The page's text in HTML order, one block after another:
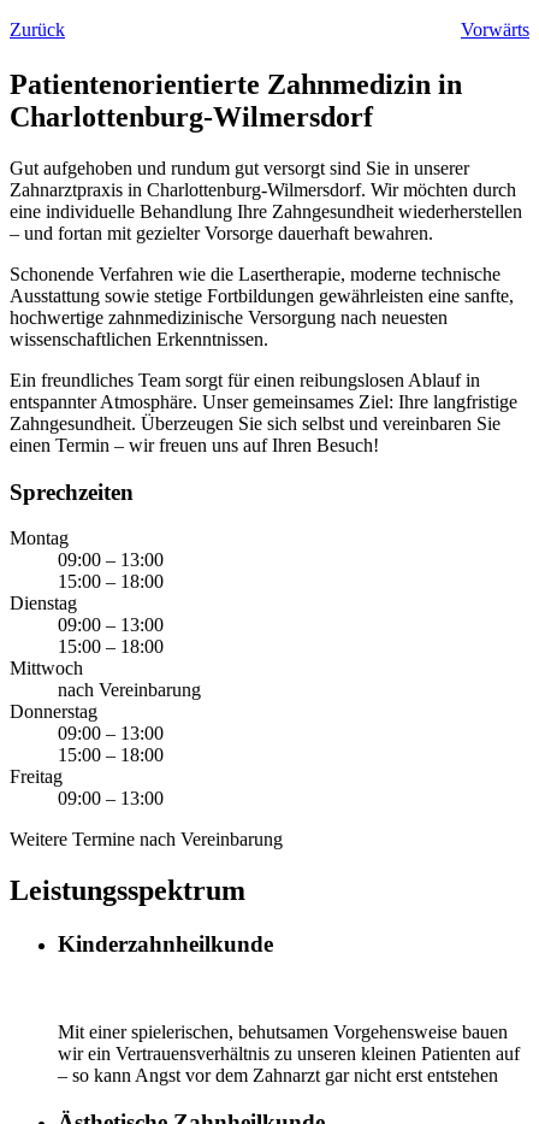
Zurück Vorwärts
Patientenorientierte Zahnmedizin in
Charlottenburg-Wilmersdorf
Gut aufgehoben und rundum gut versorgt sind Sie in unserer
Zahnarztpraxis in Charlottenburg-Wilmersdorf. Wir möchten durch
eine individuelle Behandlung Ihre Zahngesundheit wiederherstellen
– und fortan mit gezielter Vorsorge dauerhaft bewahren.
Schonende Verfahren wie die Lasertherapie, moderne technische
Ausstattung sowie stetige Fortbildungen gewährleisten eine sanfte,
hochwertige zahnmedizinische Versorgung nach neuesten
wissenschaftlichen Erkenntnissen.
Ein freundliches Team sorgt für einen reibungslosen Ablauf in
entspannter Atmosphäre. Unser gemeinsames Ziel: Ihre langfristige
Zahngesundheit. Überzeugen Sie sich selbst und vereinbaren Sie
einen Termin – wir freuen uns auf Ihren Besuch!
Sprechzeiten
Montag
09:00 – 13:00
15:00 – 18:00
Dienstag
09:00 – 13:00
15:00 – 18:00
Mittwoch
nach Vereinbarung
Donnerstag
09:00 – 13:00
15:00 – 18:00
Freitag
09:00 – 13:00
Weitere Termine nach Vereinbarung
Leistungsspektrum
Kinderzahnheilkunde
Mit einer spielerischen, behutsamen Vorgehensweise bauen
wir ein Ver­trau­ens­ver­hält­nis zu unseren kleinen Patienten auf
– so kann Angst vor dem Zahnarzt gar nicht erst entstehen